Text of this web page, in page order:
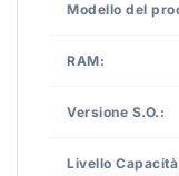
Modello del
RAM:
Versione S.O.:
Livello